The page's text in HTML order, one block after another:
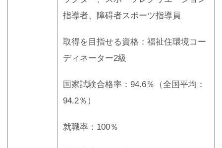
指導者、障碍者スポーツ指導員
取得を目指せる資格：福祉住環境コー
ディネーター2級
国家試験合格率：94.6％（全国平均：
94.2％）
就職率：100％